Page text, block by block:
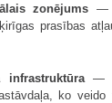
zonējums —
prasības
infrastruktūra—
ko veido